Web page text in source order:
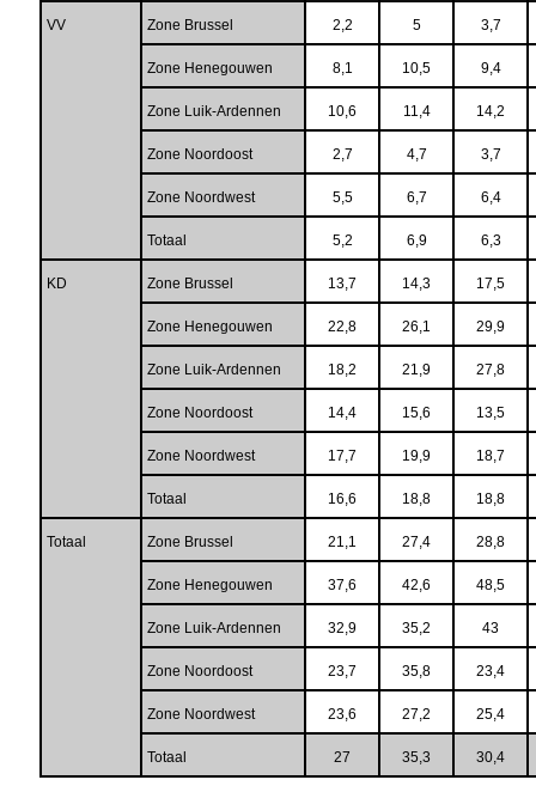
VV Zone Brussel 2,2 5 3,7
Zone Henegouwen 8,1 10,5 9,4
Zone Luik-Ardennen 10,6 11,4 14,2
Zone Noordoost 2,7 4,7 3,7
Zone Noordwest 5,5 6,7 6,4
Totaal 5,2 6,9 6,3
KD Zone Brussel 13,7 14,3 17,5
Zone Henegouwen 22,8 26,1 29,9
Zone Luik-Ardennen 18,2 21,9 27,8
Zone Noordoost 14,4 15,6 13,5
Zone Noordwest 17,7 19,9 18,7
Totaal 16,6 18,8 18,8
Totaal Zone Brussel 21,1 27,4 28,8
Zone Henegouwen 37,6 42,6 48,5
Zone Luik-Ardennen 32,9 35,2 43
Zone Noordoost 23,7 35,8 23,4
Zone Noordwest 23,6 27,2 25,4
Totaal 27 35,3 30,4